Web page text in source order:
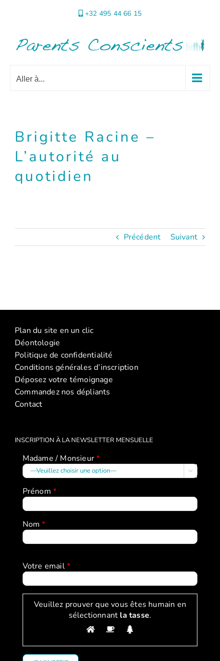
+32 495 44 66 15
Aller à...
Brigitte Racine –
L’autorité au
quotidien
Précédent Suivant
Plan du site en un clic
Déontologie
Politique de confidentialité
Conditions générales d’inscription
Déposez votre témoignage
Commandez nos dépliants
Contact
INSCRIPTION À LA NEWSLETTER MENSUELLE
Madame / Monsieur*

Prénom *
Nom*
Votre email*
Veuillez prouver que vous êtes humain en
sélectionnant la tasse.